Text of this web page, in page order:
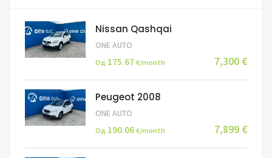
Nissan Qashqai
ONE AUTO
Од 175.67 €/month 7,300 €
Peugeot 2008
ONE AUTO
Од 190.06 €/month 7,899 €